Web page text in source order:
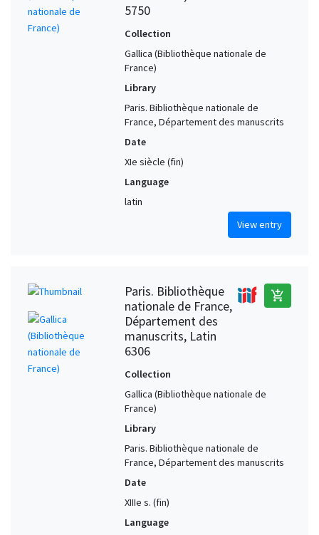
5750
Collection
Gallica (Bibliothèque nationale de
France)
Library
Paris. Bibliothèque nationale de
France, Département des manuscrits
Date
XIe siècle (fin)
Language
latin
View entry
Paris. Bibliothèque
nationale de France,
Département des
manuscrits, Latin
6306
add_shopping_cart
Collection
Gallica (Bibliothèque nationale de
France)
Library
Paris. Bibliothèque nationale de
France, Département des manuscrits
Date
XIIIe s. (fin)
Language